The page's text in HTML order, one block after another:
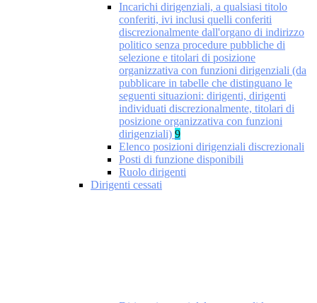
Incarichi dirigenziali, a qualsiasi titolo
conferiti, ivi inclusi quelli conferiti
discrezionalmente dall'organo di indirizzo
politico senza procedure pubbliche di
selezione e titolari di posizione
organizzativa con funzioni dirigenziali (da
pubblicare in tabelle che distinguano le
seguenti situazioni: dirigenti, dirigenti
individuati discrezionalmente, titolari di
posizione organizzativa con funzioni
dirigenziali) 9
Elenco posizioni dirigenziali discrezionali
Posti di funzione disponibili
Ruolo dirigenti
Dirigenti cessati